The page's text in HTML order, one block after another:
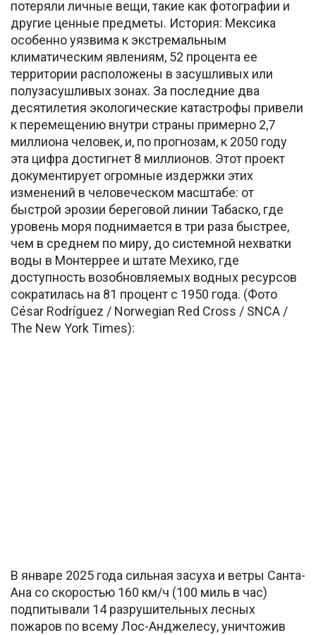
потеряли личные вещи, такие как фотографии и
другие ценные предметы. История: Мексика
особенно уязвима к экстремальным
климатическим явлениям, 52 процента ее
территории расположены в засушливых или
полузасушливых зонах. За последние два
десятилетия экологические катастрофы привели
к перемещению внутри страны примерно 2,7
миллиона человек, и, по прогнозам, к 2050 году
эта цифра достигнет 8 миллионов. Этот проект
документирует огромные издержки этих
изменений в человеческом масштабе: от
быстрой эрозии береговой линии Табаско, где
уровень моря поднимается в три раза быстрее,
чем в среднем по миру, до системной нехватки
воды в Монтеррее и штате Мехико, где
доступность возобновляемых водных ресурсов
сократилась на 81 процент с 1950 года. (Фото
César Rodríguez / Norwegian Red Cross / SNCA /
The New York Times):
В январе 2025 года сильная засуха и ветры Санта-
Ана со скоростью 160 км/ч (100 миль в час)
подпитывали 14 разрушительных лесных
пожаров по всему Лос-Анджелесу, уничтожив